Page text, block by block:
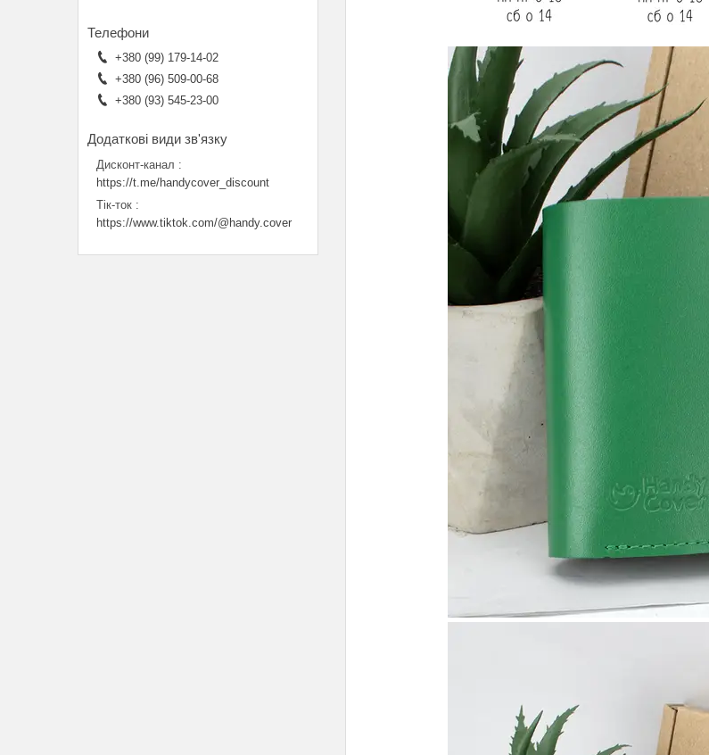
+380 (99) 179-14-02
+380 (96) 509-00-68
+380 (93) 545-23-00
Дисконт-канал
https://t.me/handycover_discount
Тік-ток
https://www.tiktok.com/@handy.cover